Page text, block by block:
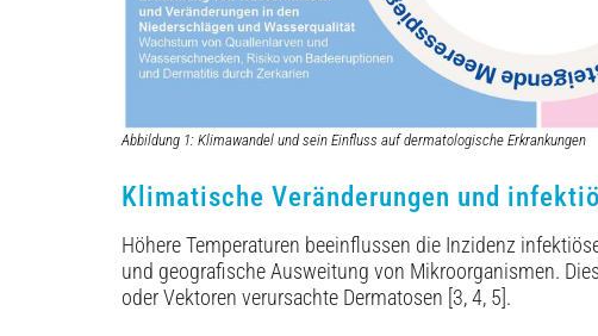
Abbildung 1: Klimawandel und sein Einfluss auf dermatologische Erkrankungen
Klimatische Veränderungen und
Höhere Temperaturen beeinflussen die Inzidenz
und geografische Ausweitung von Mikroorganismen.
oder Vektoren verursachte Dermatosen [3, 4, 5].